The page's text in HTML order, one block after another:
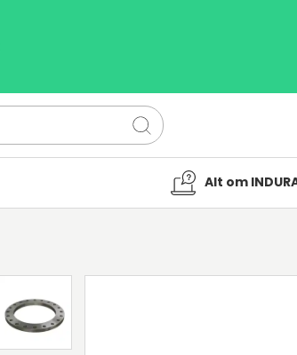
Alt om